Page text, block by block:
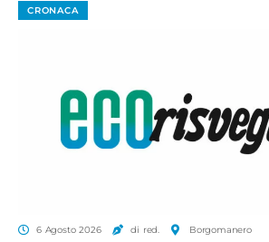
CRONACA
6 Agosto 2026 di red. Borgomanero